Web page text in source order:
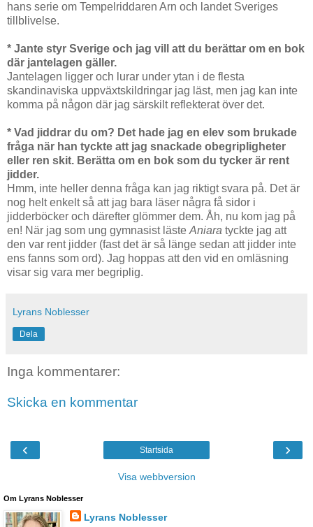
hans serie om Tempelriddaren Arn och landet Sveriges
tillblivelse.
* Jante styr Sverige och jag vill att du berättar om en bok
där jantelagen gäller.
Jantelagen ligger och lurar under ytan i de flesta
skandinaviska uppväxtskildringar jag läst, men jag kan inte
komma på någon där jag särskilt reflekterat över det.
* Vad jiddrar du om? Det hade jag en elev som brukade
fråga när han tyckte att jag snackade obegripligheter
eller ren skit. Berätta om en bok som du tycker är rent
jidder.
Hmm, inte heller denna fråga kan jag riktigt svara på. Det är
nog helt enkelt så att jag bara läser några få sidor i
jidderböcker och därefter glömmer dem. Åh, nu kom jag på
en! När jag som ung gymnasist lästeAniara tyckte jag att
den var rent jidder (fast det är så länge sedan att jidder inte
ens fanns som ord). Jag hoppas att den vid en omläsning
visar sig vara mer begriplig.
Lyrans Noblesser
Dela
Inga kommentarer:
Skicka en kommentar
‹ ›
Startsida
Visa webbversion
Om Lyrans Noblesser
Lyrans Noblesser